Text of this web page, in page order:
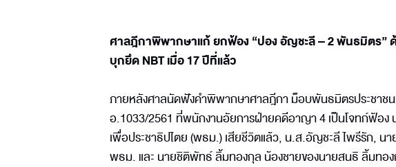
ศาลฎีกาพิพากษาแก้ ยกฟ้อง “ปอง อัญชะลี – 2 พันธมิตร”
บุกยึด NBT เมื่อ 17 ปีที่แล้ว
ภายหลังศาลนัดฟังคำพิพากษาศาลฎีกา ม็อบพันธมิตรประชาช
อ.1033/2561 ที่พนักงานอัยการฝ่ายคดีอาญา 4 เป็นโจทก์ฟ้อ
เพื่อประชาธิปไตย (พธม.) เสียชีวิตแล้ว, น.ส.อัญชะลี ไพรีรัก, น
พธม. และ นายชิติพัทธ์ ลิ้มทองกุล น้องชายของนายสนธิ ลิ้มทอ